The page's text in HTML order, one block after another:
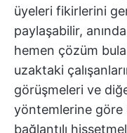
üyeleri fikirlerini
paylaşabilir,
hemen çözüm
uzaktaki
görüşmeleri ve
yöntemlerine göre
bağlantılı